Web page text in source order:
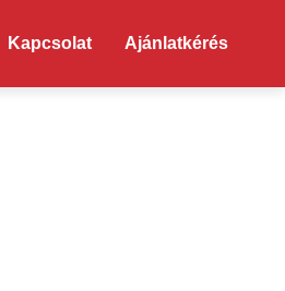
Kapcsolat Ajánlatkérés